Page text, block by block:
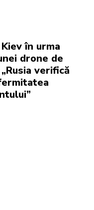
în urma
drone de
verifică